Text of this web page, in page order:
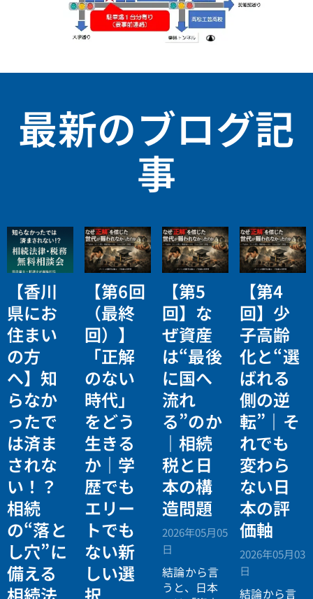
最新のブログ記
事
【香川
県にお
住まい
の方
へ】知
らなか
ったで
は済ま
されな
い！？
相続
の“落と
し穴”に
備える
【第6回
（最終
回）】
「正解
のない
時代」
をどう
生きる
か｜学
歴でも
エリー
トでも
ない新
しい選
【第5
回】な
ぜ資産
は“最後
に国へ
流れ
る”のか
｜相続
税と日
本の構
造問題
2026年05月05
日
結論から言
うと、日本
【第4
回】少
子高齢
化と“選
ばれる
側の逆
転”｜そ
れでも
変わら
ない日
本の評
価軸
2026年05月03
日
結論から言